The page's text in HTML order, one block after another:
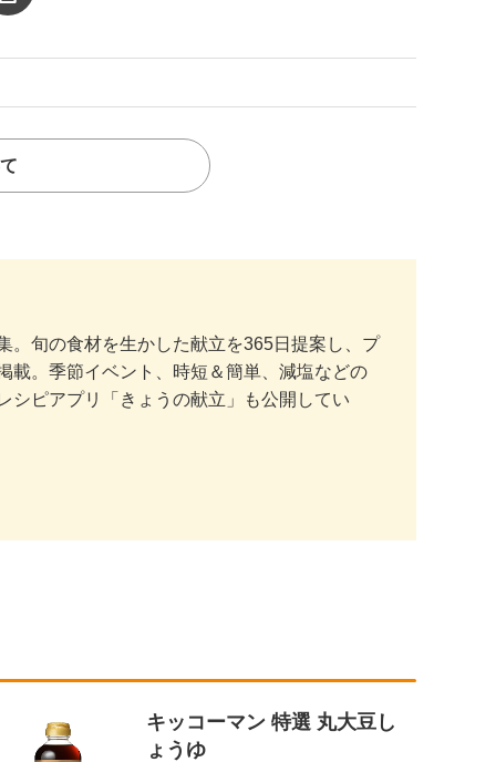
。旬の食材を生かした献立を365日提案し、プ
載。季節イベント、時短＆簡単、減塩などの
シピアプリ「きょうの献立」も公開してい
キッコーマン 特選 丸大豆し
ょうゆ